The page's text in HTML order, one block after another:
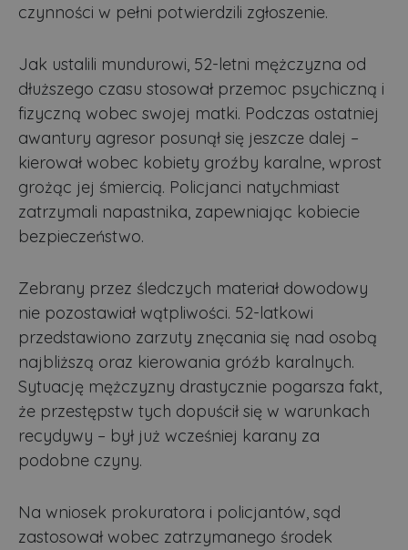
czynności w pełni potwierdzili zgłoszenie.
Jak ustalili mundurowi, 52-letni mężczyzna od
dłuższego czasu stosował przemoc psychiczną i
fizyczną wobec swojej matki. Podczas ostatniej
awantury agresor posunął się jeszcze dalej –
kierował wobec kobiety groźby karalne, wprost
grożąc jej śmiercią. Policjanci natychmiast
zatrzymali napastnika, zapewniając kobiecie
bezpieczeństwo.
Zebrany przez śledczych materiał dowodowy
nie pozostawiał wątpliwości. 52-latkowi
przedstawiono zarzuty znęcania się nad osobą
najbliższą oraz kierowania gróźb karalnych.
Sytuację mężczyzny drastycznie pogarsza fakt,
że przestępstw tych dopuścił się w warunkach
recydywy – był już wcześniej karany za
podobne czyny.
Na wniosek prokuratora i policjantów, sąd
zastosował wobec zatrzymanego środek